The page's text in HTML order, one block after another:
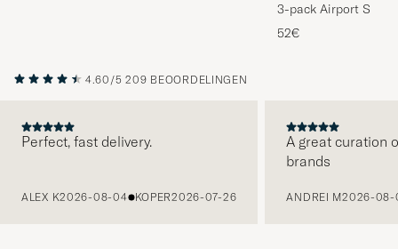
3-pack Airport
Melange
52€
4.60/5 209 BEOORDELINGEN
Perfect, fast delivery.
ALEX K2026-08-04 KOPER2026-07-26
A great curation
brands
ANDREI M2026-08-